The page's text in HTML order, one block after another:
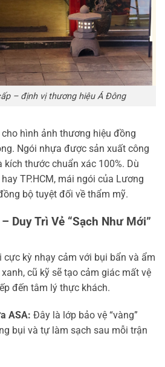
– định vị thương hiệu Á Đông
hình ảnh thương hiệu đồng
Ngói nhựa được sản xuất công
kích thước chuẩn xác 100%. Dù
TP.HCM, mái ngói của Lương
bộ tuyệt đối về thẩm mỹ.
Duy Trì Vẻ “Sạch Như Mới”
cực kỳ nhạy cảm với bụi bẩn và ẩm
cũ kỹ sẽ tạo cảm giác mất vệ
đến tâm lý thực khách.
ASA: Đây là lớp bảo vệ “vàng”
bụi và tự làm sạch sau mỗi trận